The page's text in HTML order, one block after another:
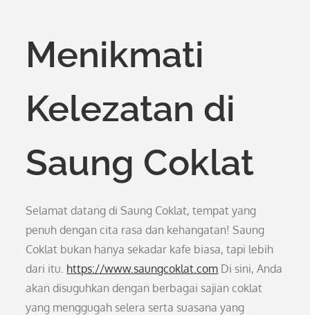
Menikmati
Kelezatan di
Saung Coklat
Selamat datang di Saung Coklat, tempat yang
penuh dengan cita rasa dan kehangatan! Saung
Coklat bukan hanya sekadar kafe biasa, tapi lebih
dari itu. https://www.saungcoklat.com Di sini, Anda
akan disuguhkan dengan berbagai sajian coklat
yang menggugah selera serta suasana yang